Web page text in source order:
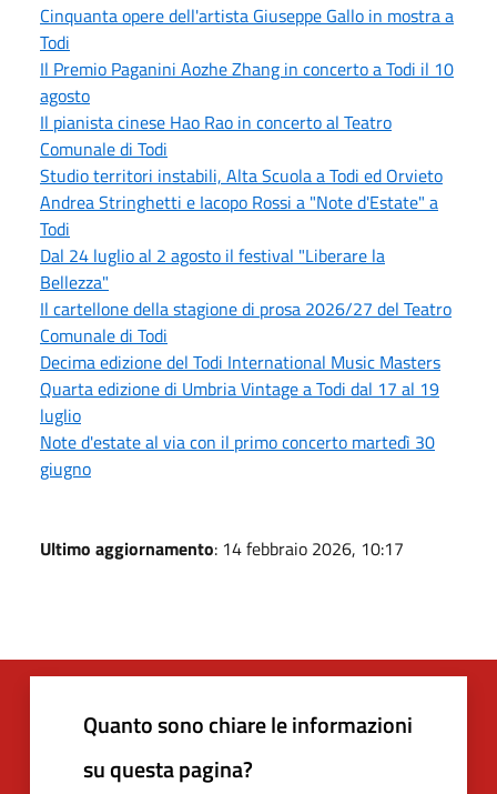
Cinquanta opere dell'artista Giuseppe Gallo in mostra a
Todi
Il Premio Paganini Aozhe Zhang in concerto a Todi il 10
agosto
Il pianista cinese Hao Rao in concerto al Teatro
Comunale di Todi
Studio territori instabili, Alta Scuola a Todi ed Orvieto
Andrea Stringhetti e Iacopo Rossi a "Note d'Estate" a
Todi
Dal 24 luglio al 2 agosto il festival "Liberare la
Bellezza"
Il cartellone della stagione di prosa 2026/27 del Teatro
Comunale di Todi
Decima edizione del Todi International Music Masters
Quarta edizione di Umbria Vintage a Todi dal 17 al 19
luglio
Note d'estate al via con il primo concerto martedì 30
giugno
Ultimo aggiornamento: 14 febbraio 2026, 10:17
Quanto sono chiare le informazioni
su questa pagina?